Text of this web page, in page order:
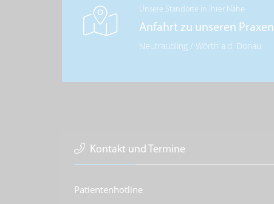
Unsere Standorte in Ihrer Nähe
Anfahrt zu unseren Praxen
Neutraubling/ Wörth a.d. Donau
Kontakt und Termine
Patientenhotline